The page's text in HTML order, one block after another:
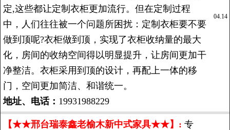
定,这些都让定制衣柜更加流行。但在定制过程
中，人们往往被一个问题所困扰：定制衣柜要不要
做到顶呢?衣柜做到顶，实现了衣柜收纳量的最大
化，房间的收纳空间得以明显提升，让房间更加干
净整洁。衣柜采用到顶的设计，再配上一体的移
门，空间更加简洁、和谐统一。
地址、电话： 19931988229
04.14
【★★邢台瑞泰鑫老榆木新中式家具★★】: 专